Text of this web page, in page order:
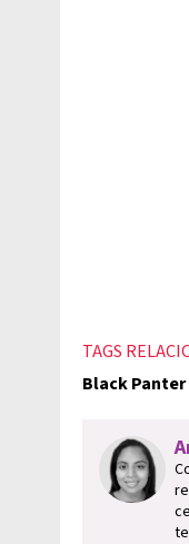
TAGS
Black Panter